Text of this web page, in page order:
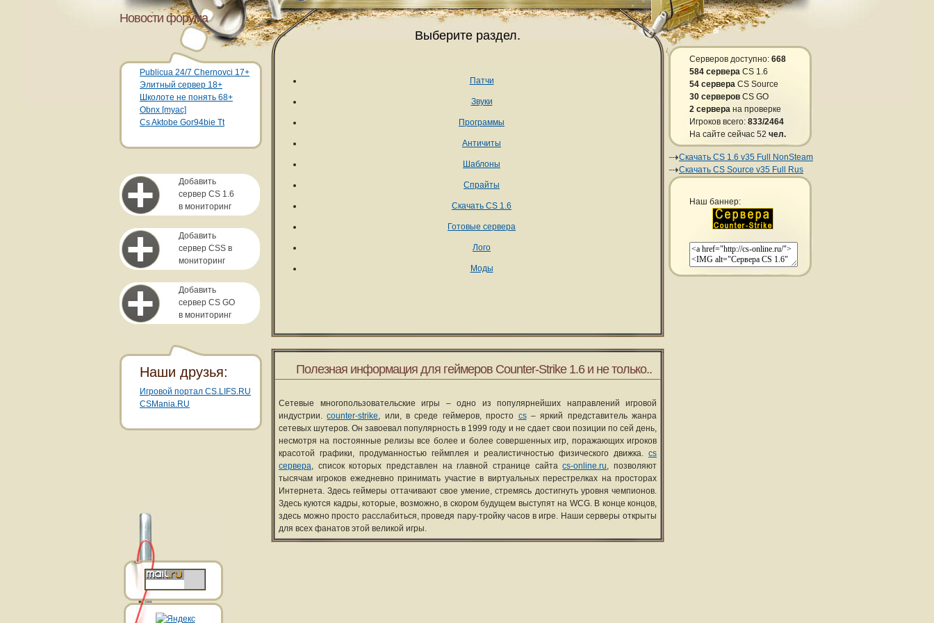
Новости форума
Publicua 24/7 Chernovci 17+
Элитный сервер 18+
Школоте не понять 68+
Obnx [myac]
Cs Aktobe Gor94bie Tt
Добавить
сервер CS 1.6
в мониторинг
Добавить
сервер CSS в
мониторинг
Добавить
сервер CS GO
в мониторинг
Серверов доступно: 668
584 сервера CS 1.6
54 сервера CS Source
30 серверов CS GO
2 сервера на проверке
Игроков всего: 833/2464
На сайте сейчас 52 чел.
Скачать CS 1.6 v35 Full NonSteam
Скачать CS Source v35 Full Rus
Наш баннер:
Выберите раздел.
Патчи
Звуки
Программы
Античиты
Шаблоны
Спрайты
Скачать CS 1.6
Готовые сервера
Лого
Моды
Полезная информация для геймеров Counter-Strike 1.6 и не только..
Сетевые многопользовательские игры – одно из популярнейших направлений игровой
индустрии.counter-strike, или, в среде геймеров, просто cs– яркий представитель жанра
сетевых шутеров. Он завоевал популярность в 1999 году и не сдает свои позиции по сей день,
несмотря на постоянные релизы все более и более совершенных игр, поражающих игроков
красотой графики, продуманностью геймплея и реалистичностью физического движка. cs
сервера, список которых представлен на главной странице сайтаcs-online.ru, позволяют
тысячам игроков ежедневно принимать участие в виртуальных перестрелках на просторах
Интернета. Здесь геймеры оттачивают свое умение, стремясь достигнуть уровня чемпионов.
Здесь куются кадры, которые, возможно, в скором будущем выступят на WCG. В конце концов,
здесь можно просто расслабиться, проведя пару-тройку часов в игре. Наши серверы открыты
для всех фанатов этой великой игры.
Наши друзья:
Игровой портал CS.LIFS.RU
CSMania.RU